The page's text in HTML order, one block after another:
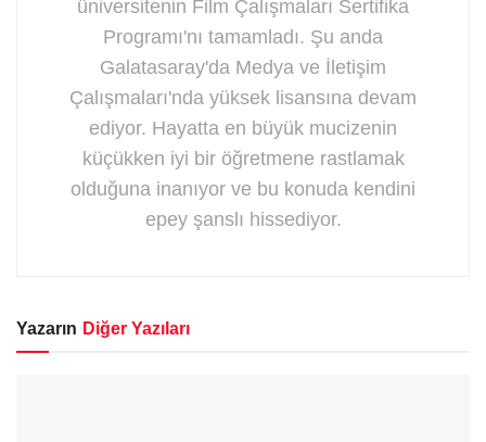
üniversitenin Film Çalışmaları Sertifika
Programı'nı tamamladı. Şu anda
Galatasaray'da Medya ve İletişim
Çalışmaları'nda yüksek lisansına devam
ediyor. Hayatta en büyük mucizenin
küçükken iyi bir öğretmene rastlamak
olduğuna inanıyor ve bu konuda kendini
epey şanslı hissediyor.
Yazarın Diğer Yazıları